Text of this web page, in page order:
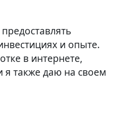
и опыте.
в интернете,
я также даю на своем